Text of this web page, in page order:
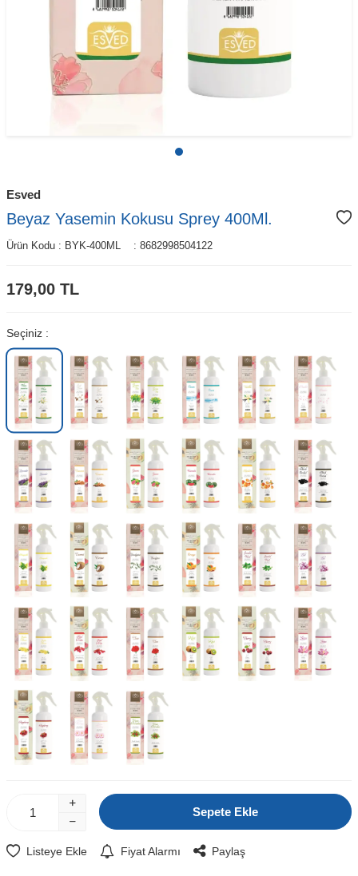
Esved
Beyaz Yasemin Kokusu Sprey 400Ml.
Ürün Kodu : BYK-400ML : 8682998504122
179,00 TL
Seçiniz :
Sepete Ekle
Listeye Ekle Fiyat Alarmı Paylaş